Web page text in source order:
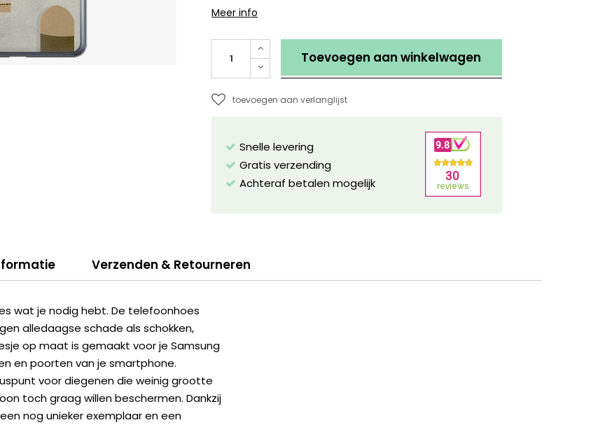
Meer info
Toevoegen aan winkelwagen
toevoegen aan verlanglijst
Snelle levering
Gratis verzending
Achteraf betalen mogelijk
Verzenden & Retourneren
wat je nodig hebt. De telefoonhoes
alledaagse schade als schokken,
op maat is gemaakt voor je Samsung
en poorten van je smartphone.
voor diegenen die weinig grootte
toch graag willen beschermen. Dankzij
nog unieker exemplaar en een